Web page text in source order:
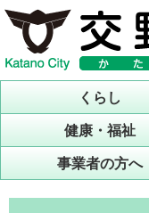
くらし
健康・福祉
事業者の方へ